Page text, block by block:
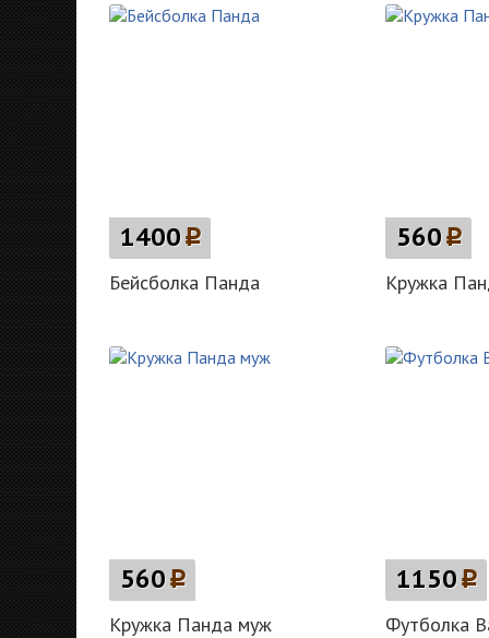
1400p
Бейсболка Панда
560p
Кружка
560p
Кружка Панда муж
1150p
Футболка